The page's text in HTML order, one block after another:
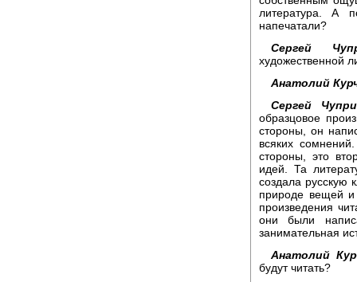
литература. А
напечатали?
Сергей
художественной
Анатолий
Сергей
образцовое
стороны, он
всяких
стороны, это
идей. Та
создала русскую
природе вещей и
произведения
они были
занимательная
Анатолий
будут читать?